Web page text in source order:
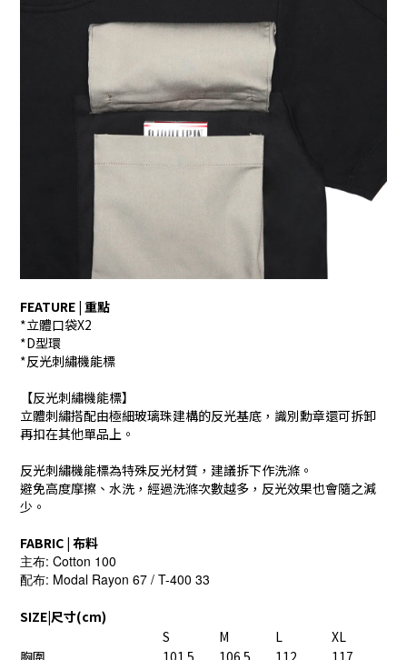
FEATURE | 重點
*立體口袋X2
*D型環
*反光刺繡機能標
【反光刺繡機能標】
立體刺繡搭配由極細玻璃珠建構的反光基底，識別勳章還可拆卸
再扣在其他單品上。
反光刺繡機能標為特殊反光材質，建議拆下作洗滌。
避免高度摩擦、水洗，經過洗滌次數越多，反光效果也會隨之減
少。
FABRIC | 布料
主布: Cotton 100
配布: Modal Rayon 67 / T-400 33
SIZE|尺寸(cm)
S
M L
XL